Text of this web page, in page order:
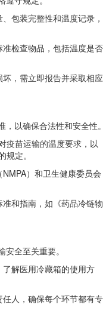
包装完整性和温度记录，
检查物品，包括温度是否
，需立即报告并采取相应
以确保合法性和安全性。
疫苗运输的温度要求，以
定。
）和卫生健康委员会
和指南，如《药品冷链物
全至关重要。
解医用冷藏箱的使用方
人，确保每个环节都有专